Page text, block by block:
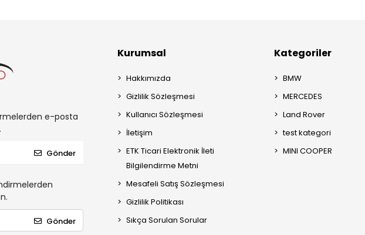
e-posta
Gönder
Gönder
Kurumsal
Hakkımızda
Gizlilik Sözleşmesi
Kullanıcı Sözleşmesi
İletişim
ETK Ticari Elektronik İleti
Bilgilendirme Metni
Mesafeli Satış Sözleşmesi
Gizlilik Politikası
Sıkça Sorulan Sorular
Kategoriler
BMW
MERCEDES
Land Rover
test kategori
MINI COOPER